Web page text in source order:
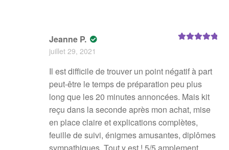
Jeanne P.
juillet 29, 2021
Il est difficile de trouver un point négatif à part
peut-être le temps de préparation peu plus
long que les 20 minutes annoncées. Mais kit
reçu dans la seconde après mon achat, mise
en place claire et explications complètes,
feuille de suivi, énigmes amusantes, diplômes
sympathiques. Tout y est ! 5/5 amplement